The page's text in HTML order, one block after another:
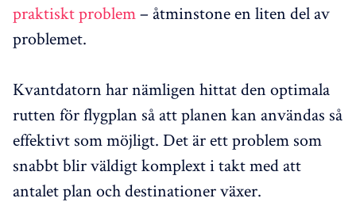
praktiskt problem– åtminstone en liten del av
problemet.
Kvantdatorn har nämligen hittat den optimala
rutten för flygplan så att planen kan användas så
effektivt som möjligt. Det är ett problem som
snabbt blir väldigt komplext i takt med att
antalet plan och destinationer växer.